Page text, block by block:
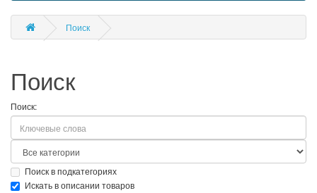
Поиск
Поиск
Поиск:
Поиск в подкатегориях
Искать в описании товаров